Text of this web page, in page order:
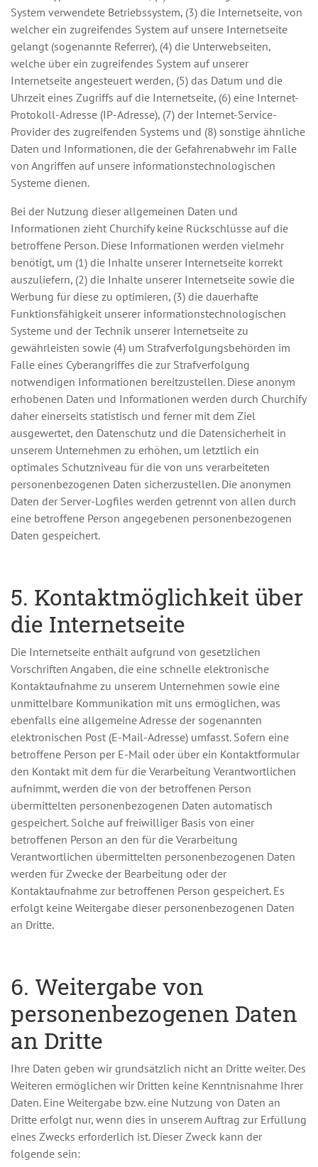
System verwendete Betriebssystem, (3) die Internetseite, von
welcher ein zugreifendes System auf unsere Internetseite
gelangt (sogenannte Referrer), (4) die Unterwebseiten,
welche über ein zugreifendes System auf unserer
Internetseite angesteuert werden, (5) das Datum und die
Uhrzeit eines Zugriffs auf die Internetseite, (6) eine Internet-
Protokoll-Adresse (IP-Adresse), (7) der Internet-Service-
Provider des zugreifenden Systems und (8) sonstige ähnliche
Daten und Informationen, die der Gefahrenabwehr im Falle
von Angriffen auf unsere informationstechnologischen
Systeme dienen.
Bei der Nutzung dieser allgemeinen Daten und
Informationen zieht Churchify keine Rückschlüsse auf die
betroffene Person. Diese Informationen werden vielmehr
benötigt, um (1) die Inhalte unserer Internetseite korrekt
auszuliefern, (2) die Inhalte unserer Internetseite sowie die
Werbung für diese zu optimieren, (3) die dauerhafte
Funktionsfähigkeit unserer informationstechnologischen
Systeme und der Technik unserer Internetseite zu
gewährleisten sowie (4) um Strafverfolgungsbehörden im
Falle eines Cyberangriffes die zur Strafverfolgung
notwendigen Informationen bereitzustellen. Diese anonym
erhobenen Daten und Informationen werden durch Churchify
daher einerseits statistisch und ferner mit dem Ziel
ausgewertet, den Datenschutz und die Datensicherheit in
unserem Unternehmen zu erhöhen, um letztlich ein
optimales Schutzniveau für die von uns verarbeiteten
personenbezogenen Daten sicherzustellen. Die anonymen
Daten der Server-Logfiles werden getrennt von allen durch
eine betroffene Person angegebenen personenbezogenen
Daten gespeichert.
5. Kontaktmöglichkeit über
die Internetseite
Die Internetseite enthält aufgrund von gesetzlichen
Vorschriften Angaben, die eine schnelle elektronische
Kontaktaufnahme zu unserem Unternehmen sowie eine
unmittelbare Kommunikation mit uns ermöglichen, was
ebenfalls eine allgemeine Adresse der sogenannten
elektronischen Post (E-Mail-Adresse) umfasst. Sofern eine
betroffene Person per E-Mail oder über ein Kontaktformular
den Kontakt mit dem für die Verarbeitung Verantwortlichen
aufnimmt, werden die von der betroffenen Person
übermittelten personenbezogenen Daten automatisch
gespeichert. Solche auf freiwilliger Basis von einer
betroffenen Person an den für die Verarbeitung
Verantwortlichen übermittelten personenbezogenen Daten
werden für Zwecke der Bearbeitung oder der
Kontaktaufnahme zur betroffenen Person gespeichert. Es
erfolgt keine Weitergabe dieser personenbezogenen Daten
an Dritte.
6. Weitergabe von
personenbezogenen Daten
an Dritte
Ihre Daten geben wir grundsätzlich nicht an Dritte weiter. Des
Weiteren ermöglichen wir Dritten keine Kenntnisnahme Ihrer
Daten. Eine Weitergabe bzw. eine Nutzung von Daten an
Dritte erfolgt nur, wenn dies in unserem Auftrag zur Erfüllung
eines Zwecks erforderlich ist. Dieser Zweck kann der
folgende sein: